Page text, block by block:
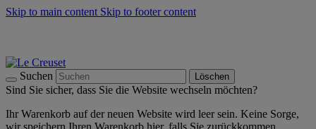
Skip to main content Skip to footer content
Suchen Löschen
Sind Sie sicher, dass Sie die Website wechseln möchten?
Ihr Warenkorb auf der neuen Website wird leer sein. Keine Sorge,
wir speichern Ihren Warenkorb hier, falls Sie zurückkommen